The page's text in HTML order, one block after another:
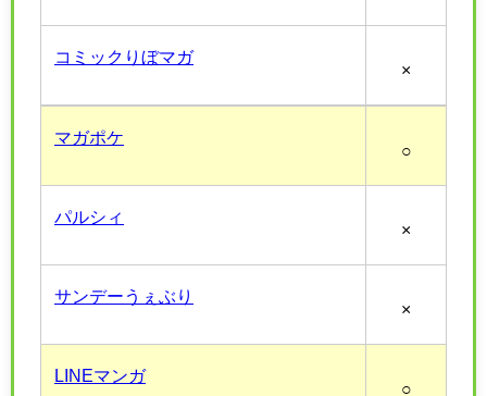
コミックりぼマガ
×
マガポケ
○
パルシィ
×
サンデーうぇぶり
×
LINEマンガ
○